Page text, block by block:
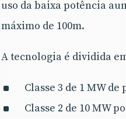
uso da baixa potência
máximo de 100m.
A tecnologia é dividida
Classe 3 de 1 MW
Classe 2 de 10 MW